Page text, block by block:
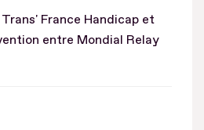
France Handicap et
entre Mondial Relay